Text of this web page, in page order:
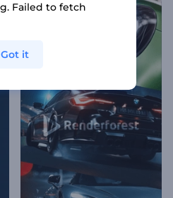
Failed to fetch
Got it